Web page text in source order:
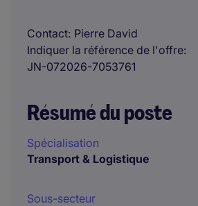
Contact Pierre David
Indiquer la référence de l'offre
JN-072026-7053761
Résumé du poste
Spécialisation
Transport & Logistique
Sous-secteur